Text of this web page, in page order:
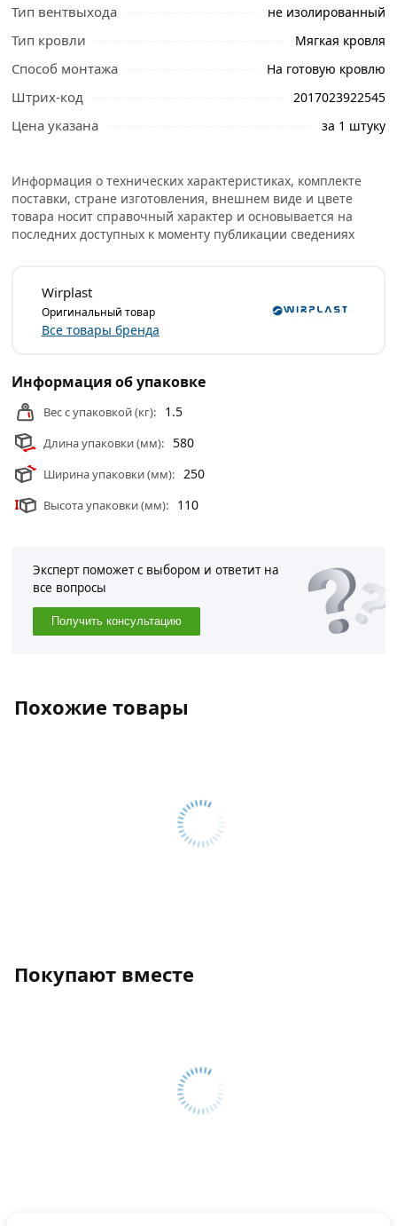
Ознакомьтесь с подробными характеристиками,
описанием и отзывами о товаре, чтобы сделать
профессиональные менеджеры обработают заказ и
или самовывоза.
Условия доставки и цены на товар Вентиляционный
выход K94 серый Wirplast E141410 из категории
Тип вентвыхода не изолированный
Тип кровли Мягкая кровля
Способ монтажа На готовую кровлю
Штрих-код 2017023922545
Цена указана за 1 штуку
Информация о технических характеристиках, комплекте
поставки, стране изготовления, внешнем виде и цвете
товара носит справочный характер и основывается на
последних доступных к моменту публикации сведениях
Wirplast
Оригинальный товар
Все товары бренда
Информация об упаковке
Вес с упаковкой (кг): 1.5
Длина упаковки (мм): 580
Ширина упаковки (мм): 250
Высота упаковки (мм): 110
Эксперт поможет с выбором и ответит на
все вопросы
Получить консультацию
Похожие товары
Покупают вместе